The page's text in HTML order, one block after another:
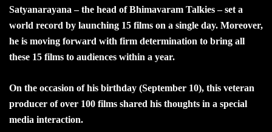
Satyanarayana – the head of Bhimavaram Talkies – set a
world record by launching 15 films on a single day. Moreover,
he is moving forward with firm determination to bring all
these 15 films to audiences within a year.
On the occasion of his birthday (September 10), this veteran
producer of over 100 films shared his thoughts in a special
media interaction.